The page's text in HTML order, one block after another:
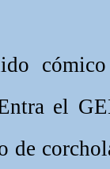
el
de